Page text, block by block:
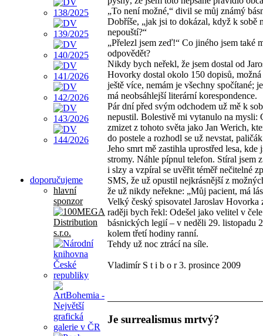
doporučujeme
hlavní
sponzor
„To není možné,“ divil se můj známý
Dobříše, „jak jsi to dokázal, když k sobě
nepouští?“
„Přelezl jsem zeď!“ Co jiného jsem také
odpovědět?
Nikdy bych neřekl, že jsem dostal od
Hovorky dostal okolo 150 dopisů,
ještě více, nemám je všechny spočítané;
má neobsáhlejší literární korespondence.
Pár dní před svým odchodem už mě k
nepustil. Bolestivě mi vytanulo na mysli:
zmizet z tohoto světa jako Jan Werich,
do postele a rozhodl se už nevstat,
Jeho smrt mě zastihla uprostřed lesa, kde
stromy. Náhle pípnul telefon. Stíral jsem
i slzy a vzpíral se uvěřit téměř nečitelné
SMS, že už opustil nejkrásnější z
že už nikdy neřekne: „Můj pacient, má
Velký český spisovatel Jaroslav Hovorka
raději bych řekl: Odešel jako velitel v čele
básnických legií – v neděli 29. listopadu
kolem třetí hodiny ranní.
Tehdy už noc ztrácí na síle.
Vladimír S t i b o r 3. prosince 2009
Je surrealismus mrtvý?